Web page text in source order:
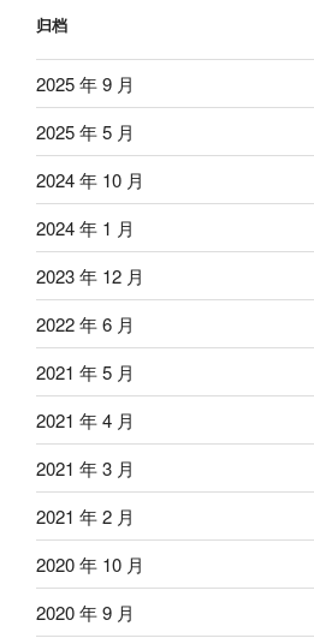
归档
2025 年 9 月
2025 年 5 月
2024 年 10 月
2024 年 1 月
2023 年 12 月
2022 年 6 月
2021 年 5 月
2021 年 4 月
2021 年 3 月
2021 年 2 月
2020 年 10 月
2020 年 9 月